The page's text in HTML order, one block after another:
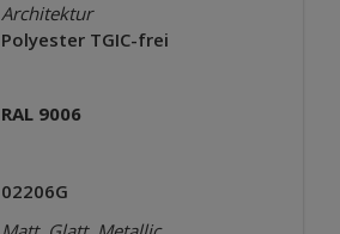
Architektur
Polyester TGIC-frei
RAL 9006
02206G